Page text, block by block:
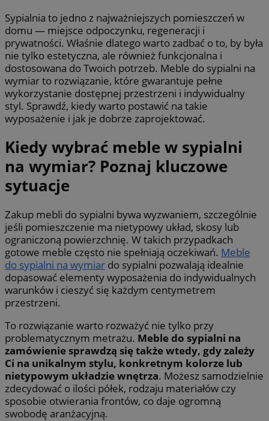
Sypialnia to jedno z najważniejszych pomieszczeń w
domu — miejsce odpoczynku, regeneracji i
prywatności. Właśnie dlatego warto zadbać o to, by była
nie tylko estetyczna, ale również funkcjonalna i
dostosowana do Twoich potrzeb. Meble do sypialni na
wymiar to rozwiązanie, które gwarantuje pełne
wykorzystanie dostępnej przestrzeni i indywidualny
styl. Sprawdź, kiedy warto postawić na takie
wyposażenie i jak je dobrze zaprojektować.
Kiedy wybrać meble w sypialni
na wymiar? Poznaj kluczowe
sytuacje
Zakup mebli do sypialni bywa wyzwaniem, szczególnie
jeśli pomieszczenie ma nietypowy układ, skosy lub
ograniczoną powierzchnię. W takich przypadkach
gotowe meble często nie spełniają oczekiwań. Meble
do sypialni na wymiar do sypialni pozwalają idealnie
dopasować elementy wyposażenia do indywidualnych
warunków i cieszyć się każdym centymetrem
przestrzeni.
To rozwiązanie warto rozważyć nie tylko przy
problematycznym metrażu. Meble do sypialni na
zamówienie sprawdzą się także wtedy, gdy zależy
Ci na unikalnym stylu, konkretnym kolorze lub
nietypowym układzie wnętrza. Możesz samodzielnie
zdecydować o ilości półek, rodzaju materiałów czy
sposobie otwierania frontów, co daje ogromną
swobodę aranżacyjną.